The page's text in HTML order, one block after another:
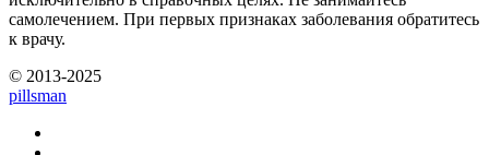
самолечением. При первых признаках заболевания обратитесь
к врачу.
© 2013-2025
pillsman